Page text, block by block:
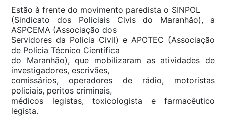
Estão à frente do movimento paredista o SINPOL
(Sindicato dos Policiais Civis do Maranhão), a
ASPCEMA (Associação dos
Servidores da Policia Civil) e APOTEC (Associação
de Polícia Técnico Científica
do Maranhão), que mobilizaram as atividades de
investigadores, escrivães,
comissários, operadores de rádio, motoristas
policiais, peritos criminais,
médicos legistas, toxicologista e farmacêutico
legista.